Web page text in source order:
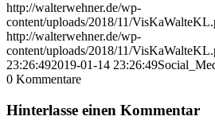
http://walterwehner.de/wp-
content/uploads/2018/11/
http://walterwehner.de/wp-
content/uploads/2018/11/
23:26:492019-01-14 23:26:49
0 Kommentare
Hinterlasse einen Kommentar